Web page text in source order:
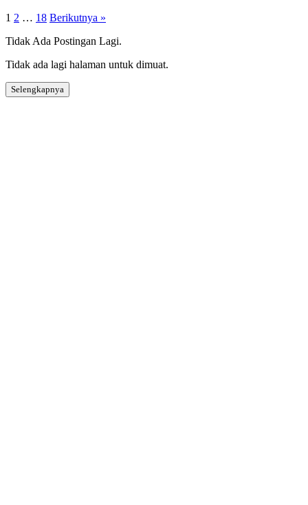
1 2 … 18 Berikutnya »
Tidak Ada Postingan Lagi.
Tidak ada lagi halaman untuk dimuat.
Selengkapnya